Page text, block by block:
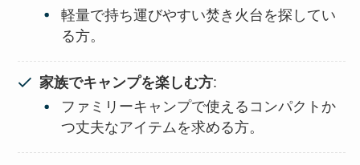
軽量で持ち運びやすい焚き火台を探してい
る方。
家族でキャンプを楽しむ方:
ファミリーキャンプで使えるコンパクトか
つ丈夫なアイテムを求める方。